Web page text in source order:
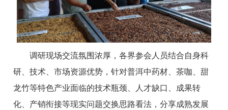
调研现场交流氛围浓厚，各界参会人员结合自身科
研、技术、市场资源优势，针对普洱中药材、茶咖、甜
龙竹等特色产业面临的技术瓶颈、人才缺口、成果转
化、产销衔接等现实问题交换思路看法，分享成熟发展